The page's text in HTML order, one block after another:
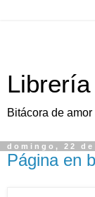
Bitácora de
domingo, 22
Página en